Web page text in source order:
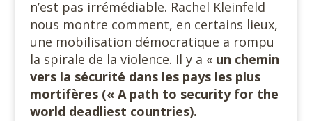
n’est pas irrémédiable. Rachel Kleinfeld
nous montre comment, en certains lieux,
une mobilisation démocratique a rompu
la spirale de la violence. Il y a « un chemin
vers la sécurité dans les pays les plus
mortifères (« A path to security for the
world deadliest countries).